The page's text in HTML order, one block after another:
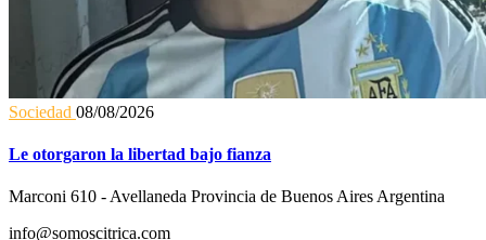
Sociedad 08/08/2026
Le otorgaron la libertad bajo fianza
Marconi 610 - Avellaneda Provincia de Buenos Aires Argentina
info@somoscitrica.com